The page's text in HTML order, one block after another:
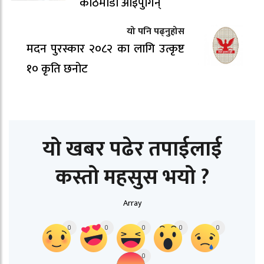
यो पनि पढ्नुहोस
मदन पुरस्कार २०८२ का लागि उत्कृष्ट
१० कृति छनोट
यो खबर पढेर तपाईलाई
कस्तो महसुस भयो ?
Array
0 0 0 0 0
0